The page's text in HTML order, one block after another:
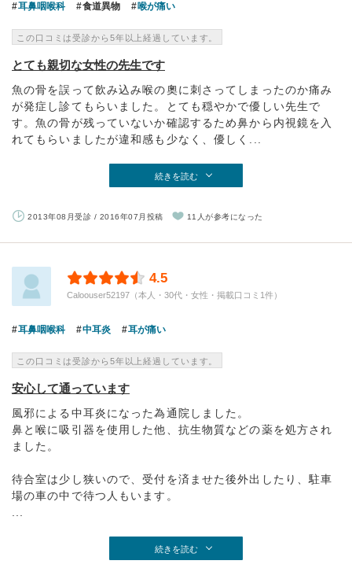
耳鼻咽喉科 食道異物 喉が痛い
この口コミは受診から5年以上経過しています。
とても親切な女性の先生です
魚の骨を誤って飲み込み喉の奧に刺さってしまったのか痛み
が発症し診てもらいました。とても穏やかで優しい先生で
す。魚の骨が残っていないか確認するため鼻から内視鏡を入
れてもらいましたが違和感も少なく、優しく...
続きを読む
2013年08月受診 / 2016年07月投稿 11人が参考になった
4.5
Caloouser52197（本人・30代・女性・掲載口コミ1件）
耳鼻咽喉科 中耳炎 耳が痛い
この口コミは受診から5年以上経過しています。
安心して通っています
風邪による中耳炎になった為通院しました。
鼻と喉に吸引器を使用した他、抗生物質などの薬を処方され
ました。
待合室は少し狭いので、受付を済ませた後外出したり、駐車
場の車の中で待つ人もいます。
続きを読む